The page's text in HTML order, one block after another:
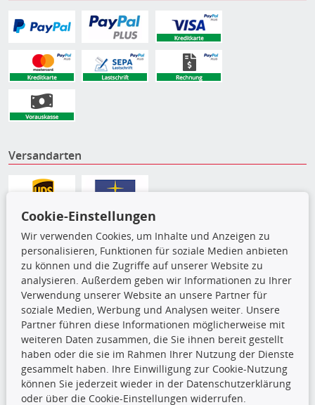
Versandarten
Die hier angezeigten Daten,
insbesondere die gesamte Datenbank,
dürfen nicht kopiert werden. Es ist zu
unterlassen, die Daten oder die gesamte Datenbank ohne
vorherige Zustimmung TecDocs zu vervielfältigen, zu
Cookie-Einstellungen
Wir verwenden Cookies, um Inhalte und Anzeigen zu
personalisieren, Funktionen für soziale Medien anbieten
zu können und die Zugriffe auf unserer Website zu
analysieren. Außerdem geben wir Informationen zu Ihrer
Verwendung unserer Website an unsere Partner für
soziale Medien, Werbung und Analysen weiter. Unsere
Partner führen diese Informationen möglicherweise mit
weiteren Daten zusammen, die Sie ihnen bereit gestellt
haben oder die sie im Rahmen Ihrer Nutzung der Dienste
gesammelt haben. Ihre Einwilligung zur Cookie-Nutzung
können Sie jederzeit wieder in der Datenschutzerklärung
oder über die Cookie-Einstellungen widerrufen.